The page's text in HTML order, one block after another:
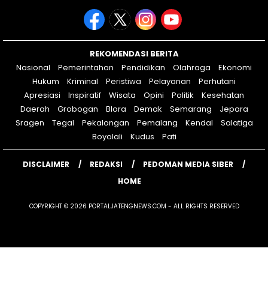
REKOMENDASI BERITA
Nasional
Pemerintahan Pendidikan Olahraga
Ekonomi
Hukum
Kriminal Peristiwa Pelayanan
Perhutani
Apresiasi
Inspiratif Wisata Opini Politik
Kesehatan
Daerah
Grobogan Blora Demak Semarang
Jepara
Sragen
Tegal Pekalongan Pemalang Kendal
Salatiga
Boyolali
Kudus Pati
DISCLAIMER REDAKSI
PEDOMAN MEDIA SIBER
HOME
COPYRIGHT © 2026 PORTALJATENGNEWS.COM - ALL RIGHTS RESERVED